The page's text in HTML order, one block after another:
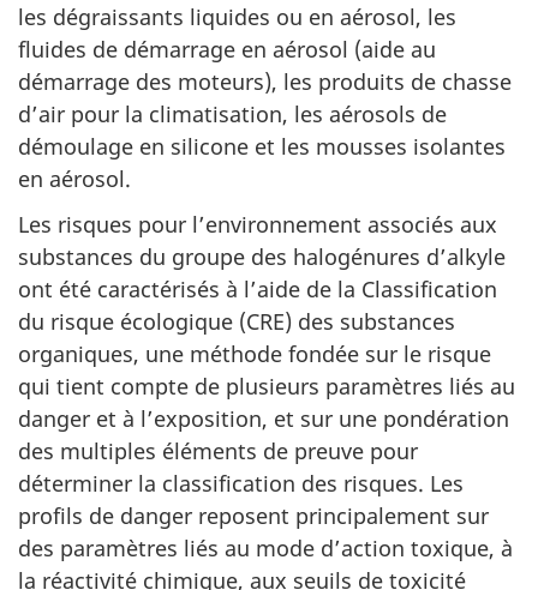
les dégraissants liquides ou en aérosol, les
fluides de démarrage en aérosol (aide au
démarrage des moteurs), les produits de chasse
d’air pour la climatisation, les aérosols de
démoulage en silicone et les mousses isolantes
en aérosol.
Les risques pour l’environnement associés aux
substances du groupe des halogénures d’alkyle
ont été caractérisés à l’aide de la Classification
du risque écologique (CRE) des substances
organiques, une méthode fondée sur le risque
qui tient compte de plusieurs paramètres liés au
danger et à l’exposition, et sur une pondération
des multiples éléments de preuve pour
déterminer la classification des risques. Les
profils de danger reposent principalement sur
des paramètres liés au mode d’action toxique, à
la réactivité chimique, aux seuils de toxicité